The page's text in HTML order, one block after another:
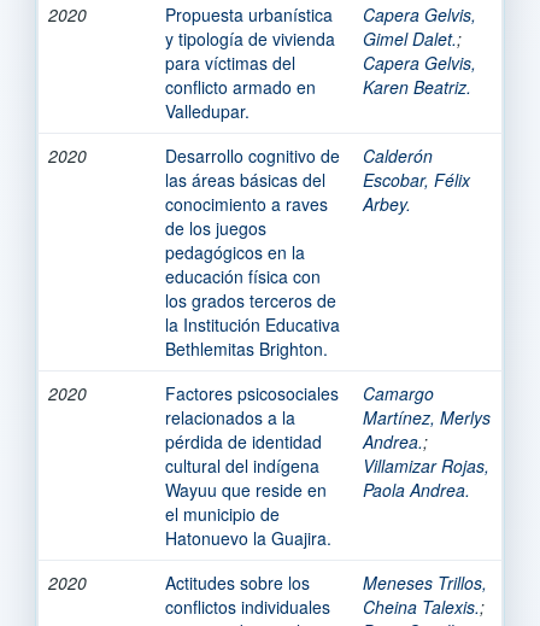
2020
Propuesta urbanística
y tipología de vivienda
para víctimas del
conflicto armado en
Valledupar.
Capera Gelvis,
Gimel Dalet.;
Capera Gelvis,
Karen Beatriz.
2020
Desarrollo cognitivo de
las áreas básicas del
conocimiento a raves
de los juegos
pedagógicos en la
educación física con
los grados terceros de
la Institución Educativa
Bethlemitas Brighton.
Calderón
Escobar, Félix
Arbey.
2020
Factores psicosociales
relacionados a la
pérdida de identidad
cultural del indígena
Wayuu que reside en
el municipio de
Hatonuevo la Guajira.
Camargo
Martínez, Merlys
Andrea.;
Villamizar Rojas,
Paola Andrea.
2020
Actitudes sobre los
conflictos individuales
Meneses Trillos,
Cheina Talexis.;